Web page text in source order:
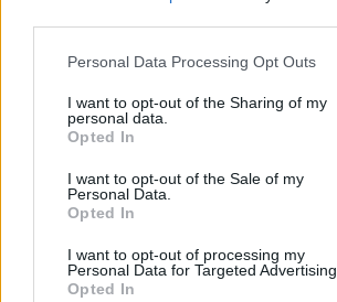
Personal Data Processing Opt Outs
I want to opt-out of the Sharing of my
personal data.
Opted In
I want to opt-out of the Sale of my
Personal Data.
Opted In
I want to opt-out of processing my
Personal Data for Targeted Advertising.
Opted In